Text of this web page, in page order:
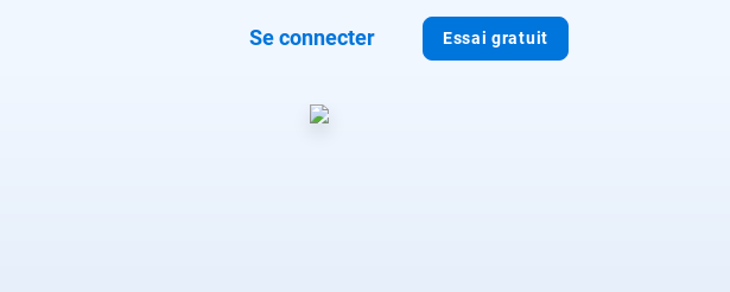
Essai gratuit
Se connecter